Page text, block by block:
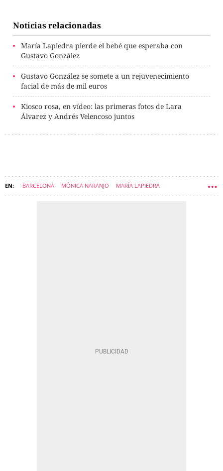
Noticias relacionadas
María Lapiedra pierde el bebé que esperaba con
Gustavo González
Gustavo González se somete a un rejuvenecimiento
facial de más de mil euros
Kiosco rosa, en vídeo: las primeras fotos de Lara
Álvarez y Andrés Velencoso juntos
BARCELONA MÓNICA NARANJO MARÍA LAPIEDRA